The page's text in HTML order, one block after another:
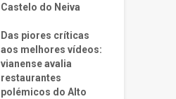
Castelo do Neiva
Das piores críticas
aos melhores vídeos:
vianense avalia
restaurantes
polémicos do Alto